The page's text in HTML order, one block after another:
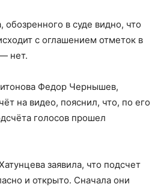
обозренного в суде видно, что
с оглашением отметок в
нет.
Федор Чернышев,
на видео, пояснил, что, по его
голосов прошел
заявила, что подсчет
и открыто. Сначала они